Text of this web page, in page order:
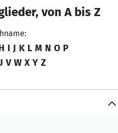
von A bis Z
I J K L M N O P
V W X Y Z